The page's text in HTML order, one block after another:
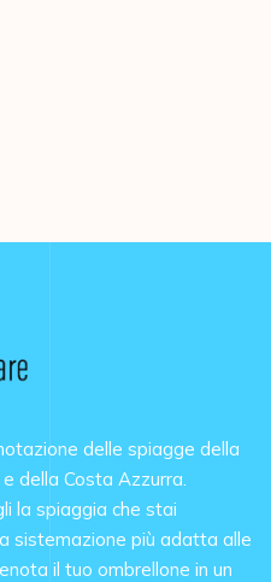
delle spiagge della
della Costa Azzurra.
la spiaggia che stai
sistemazione più adatta alle
il tuo ombrellone in un